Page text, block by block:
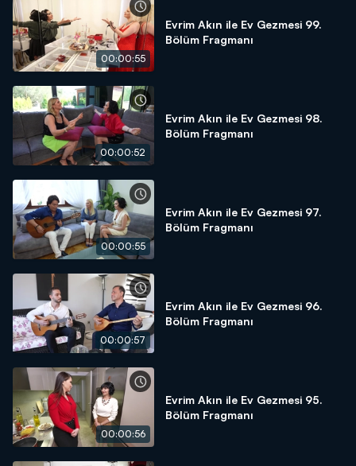
00:00:55
Evrim Akın ile Ev Gezmesi 99.
Bölüm Fragmanı
00:00:52
Evrim Akın ile Ev Gezmesi 98.
Bölüm Fragmanı
00:00:55
Evrim Akın ile Ev Gezmesi 97.
Bölüm Fragmanı
00:00:57
Evrim Akın ile Ev Gezmesi 96.
Bölüm Fragmanı
00:00:56
Evrim Akın ile Ev Gezmesi 95.
Bölüm Fragmanı